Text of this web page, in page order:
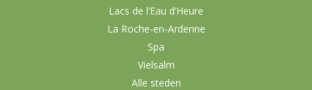
Lacs de l’Eau d’Heure
La Roche-en-Ardenne
Spa
Vielsalm
Alle steden